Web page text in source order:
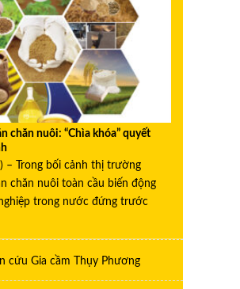
chăn nuôi: “Chìa khóa” quyết
– Trong bối cảnh thị trường
chăn nuôi toàn cầu biến động
trong nước đứng trước
cứu Gia cầm Thụy Phương